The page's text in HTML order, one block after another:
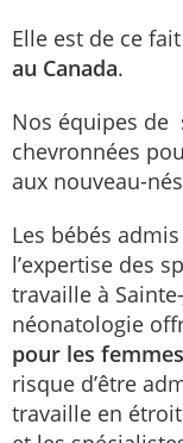
Elle est de ce fait
au Canada.
Nos équipes
chevronnées
aux nouveau-
Les bébés
l’expertise des
travaille à
néonatologie
pour les
risque d’être
travaille en